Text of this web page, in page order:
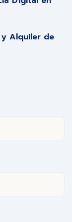
Alquiler de